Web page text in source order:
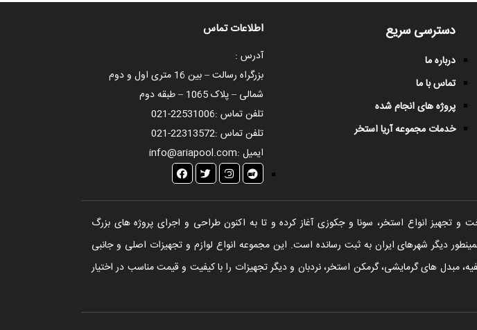
دسترسی سریع
درباره ما
تماس با ما
پروژه های انجام شده
خدمات مجموعه آریا استخر
اطلاعات تماس
آدرس :
بزرگراه رسالت – بین 16 متری اول و دوم
شمالی – پلاک 1065 – طبقه دوم
تلفن تماس :021-22531006
تلفن تماس :021-22313572
ایمیل :info@ariapool.com
خود را از سال 1380 در حوزه ساخت و تجهیز انواع استخر، سونا و جکوزی آغاز کرده و تا به اکنون طراحی و اجرای پروژه های بزرگ
دیگر شهرهای ایران به ثبت رسانده است. این مجموعه انواع لوازم و تجهیزات اصلی و جانبی
مبدل های گرمایشی، گرمکن استخر، نردبان و دیگر تجهیزات را با کیفیت و قیمت مناسب در اختیار